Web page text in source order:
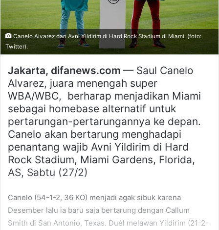
Canelo Alvarez dan Avni Yildirim di Hard Rock Stadium di Miami. (foto:
Twitter).
Jakarta, difanews.com — Saul Canelo
Alvarez, juara menengah super
WBA/WBC, berharap menjadikan Miami
sebagai homebase alternatif untuk
pertarungan-pertarungannya ke depan.
Canelo akan bertarung menghadapi
penantang wajib Avni Yildirim di Hard
Rock Stadium, Miami Gardens, Florida,
AS, Sabtu (27/2)
Canelo (54-1-2, 36 KO) menjadi agak sibuk karena
Desember lalu ia baru saja bertarung dengan Callum
Smith di San Antonio, Texas. Duél melawan Yildirim (21-2-